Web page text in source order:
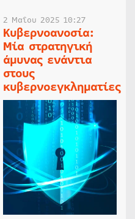
2 Μαΐου 2025 10:27
Κυβερνοανοσία:
Μία στρατηγική
άμυνας ενάντια
στους
κυβερνοεγκληματίες